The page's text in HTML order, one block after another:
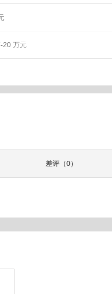
20 万元
差评（0）